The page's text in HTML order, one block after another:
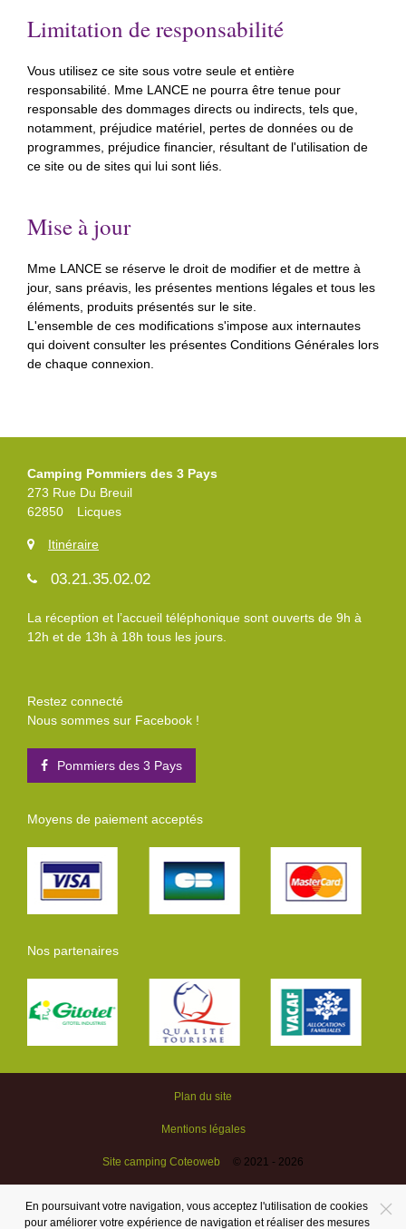
Limitation de responsabilité
Vous utilisez ce site sous votre seule et entière
responsabilité. Mme LANCE ne pourra être tenue pour
responsable des dommages directs ou indirects, tels que,
notamment, préjudice matériel, pertes de données ou de
programmes, préjudice financier, résultant de l'utilisation de
ce site ou de sites qui lui sont liés.
Mise à jour
Mme LANCE se réserve le droit de modifier et de mettre à
jour, sans préavis, les présentes mentions légales et tous les
éléments, produits présentés sur le site.
L'ensemble de ces modifications s'impose aux internautes
qui doivent consulter les présentes Conditions Générales lors
de chaque connexion.
Camping Pommiers des 3 Pays
273 Rue Du Breuil
62850
Licques
Itinéraire
03.21.35.02.02
La réception et l’accueil téléphonique sont ouverts de 9h à
12h et de 13h à 18h tous les jours.
Restez connecté
Nous sommes sur Facebook !
Pommiers des 3 Pays
Moyens de paiement acceptés
Nos partenaires
Plan du site
Mentions légales
Site camping Coteoweb © 2021 - 2026
En poursuivant votre navigation, vous acceptez l'utilisation de cookies
pour améliorer votre expérience de navigation et réaliser des mesures